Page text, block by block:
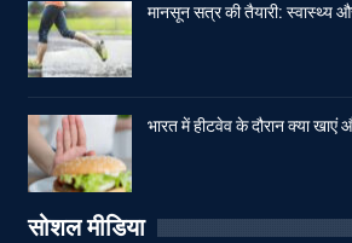
मानसून सत्र की तैयारी: स्वास्थ्य
भारत में हीटवेव के दौरान क्या खाएं
सोशल मीडिया